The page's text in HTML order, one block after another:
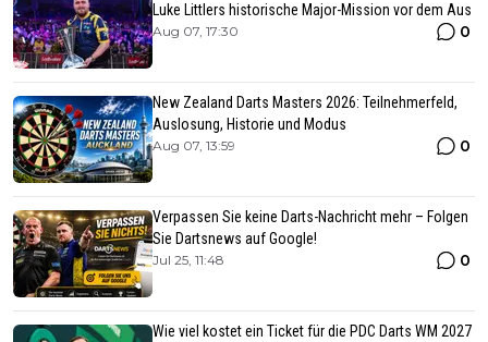
Luke Littlers historische Major-Mission vor dem Aus
Aug 07, 17:30 0
New Zealand Darts Masters 2026: Teilnehmerfeld,
Auslosung, Historie und Modus
Aug 07, 13:59 0
Verpassen Sie keine Darts-Nachricht mehr – Folgen
Sie Dartsnews auf Google!
Jul 25, 11:48 0
Wie viel kostet ein Ticket für die PDC Darts WM 2027